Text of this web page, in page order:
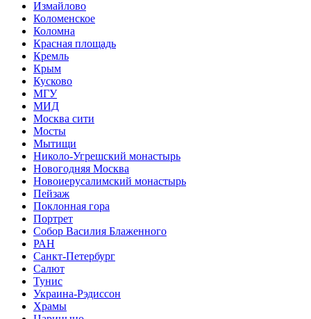
Измайлово
Коломенское
Коломна
Красная площадь
Кремль
Крым
Кусково
МГУ
МИД
Москва сити
Мосты
Мытищи
Николо-Угрешский монастырь
Новогодняя Москва
Новоиерусалимский монастырь
Пейзаж
Поклонная гора
Портрет
Собор Василия Блаженного
РАН
Санкт-Петербург
Салют
Тунис
Украина-Рэдиссон
Храмы